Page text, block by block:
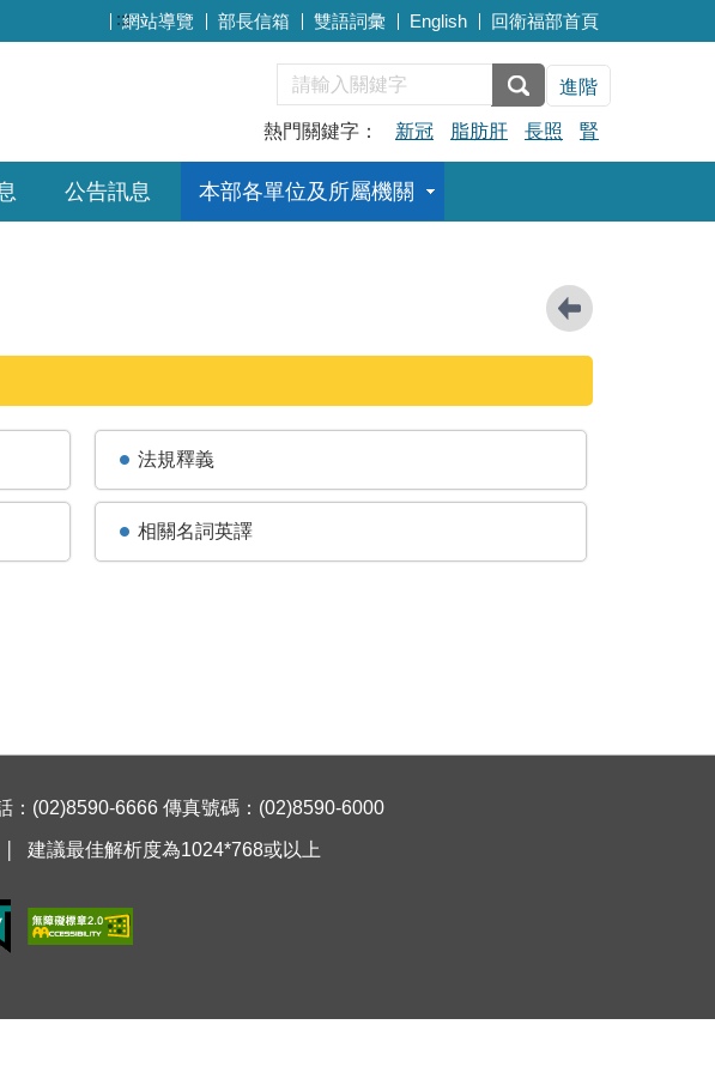
:::網站導覽 部長信箱 雙語詞彙 English 回衛福部首頁
進階
熱門關鍵字： 新冠 脂肪肝 長照 腎
公告訊息 本部各單位及所屬機關
法規釋義
相關名詞英譯
：(02)8590-6666 傳真號碼：(02)8590-6000
建議最佳解析度為1024*768或以上